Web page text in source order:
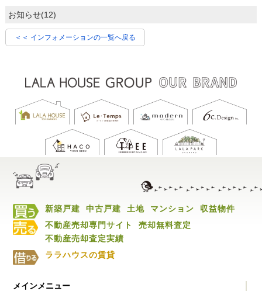
お知らせ(12)
＜＜ インフォメーションの一覧へ戻る
新築戸建 中古戸建 土地 マンション
収益物件
不動産売却専門サイト
売却無料査定
不動産売却査定実績
ララハウスの賃貸
メインメニュー